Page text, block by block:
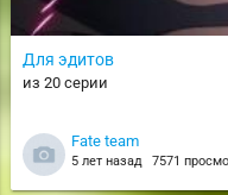
Для эдитов
из 20 серии
Fate team
5 лет назад 7571